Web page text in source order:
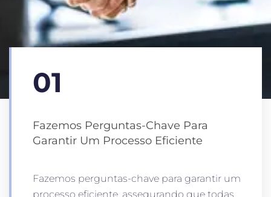
01
Fazemos Perguntas-Chave Para
Garantir Um Processo Eficiente
Fazemos perguntas-chave para garantir um
processo eficiente, assegurando que todas